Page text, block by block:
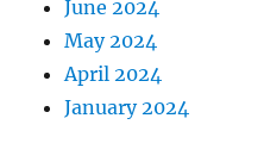
June 2024
May 2024
April 2024
January 2024